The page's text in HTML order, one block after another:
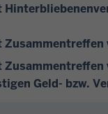
Geld- bzw.